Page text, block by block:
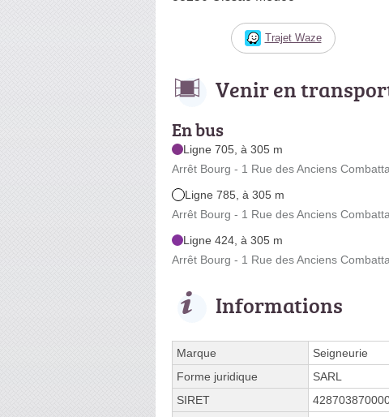
Trajet Waze
Venir en
En bus
Ligne 705, à 305 m
Arrêt Bourg - 1 Rue des Anciens
Ligne 785, à 305 m
Arrêt Bourg - 1 Rue des Anciens
Ligne 424, à 305 m
Arrêt Bourg - 1 Rue des Anciens
Informations
Marque
Seigneurie
Forme juridique
SARL
SIRET